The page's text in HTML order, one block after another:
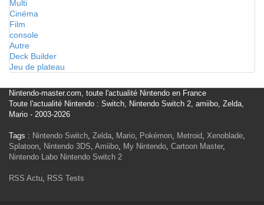
Multi
Cinéma
Film
console
Autre
Deck Builder
Jeu de plateau
Nintendo-master.com, toute l'actualité Nintendo en France
Toute l'actualité Nintendo : Switch, Nintendo Switch 2, amiibo, Zelda,
Mario - 2003-2026
Tags : Nintendo Switch, Zelda, Mario, Pokémon, Metroid, Xenoblade,
Splatoon, Nintendo 3DS, Amiibo, My Nintendo, Cartoon Master,
Nintendo Labo Nintendo Switch 2
RSS Actu, RSS Tests